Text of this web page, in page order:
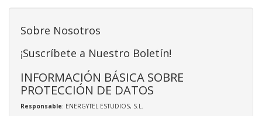
Sobre Nosotros
¡Suscríbete a Nuestro Boletín!
INFORMACIÓN BÁSICA SOBRE
PROTECCIÓN DE DATOS
Responsable: ENERGYTEL ESTUDIOS, S.L.